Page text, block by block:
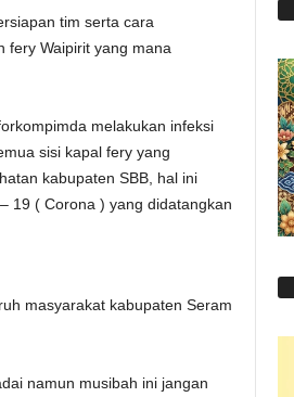
tim serta cara
fery Waipirit yang mana
melakukan infeksi
sisi kapal fery yang
kabupaten SBB, hal ini
19 ( Corona ) yang didatangkan
masyarakat kabupaten Seram
namun musibah ini jangan